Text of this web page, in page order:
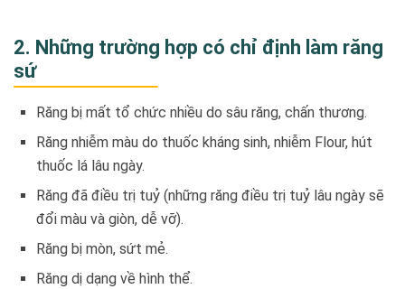
2. Những trường hợp có chỉ định làm răng
sứ
Răng bị mất tổ chức nhiều do sâu răng, chấn thương.
Răng nhiễm màu do thuốc kháng sinh, nhiễm Flour, hút
thuốc lá lâu ngày.
Răng đã điều trị tuỷ (những răng điều trị tuỷ lâu ngày sẽ
đổi màu và giòn, dễ vỡ).
Răng bị mòn, sứt mẻ.
Răng dị dạng về hình thể.